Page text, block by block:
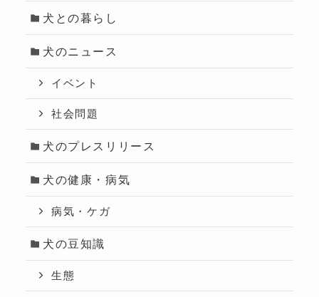
犬との暮らし
犬のニュース
イベント
社会問題
犬のプレスリリース
犬の健康・病気
病気・ケガ
犬の豆知識
生態